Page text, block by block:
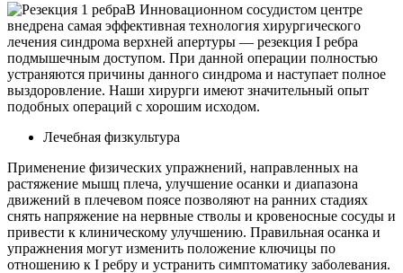
В Инновационном сосудистом центре
внедрена самая эффективная технология хирургического
лечения синдрома верхней апертуры — резекция I ребра
подмышечным доступом. При данной операции полностью
устраняются причины данного синдрома и наступает полное
выздоровление. Наши хирурги имеют значительный опыт
подобных операций с хорошим исходом.
Лечебная физкультура
Применение физических упражнений, направленных на
растяжение мышц плеча, улучшение осанки и диапазона
движений в плечевом поясе позволяют на ранних стадиях
снять напряжение на нервные стволы и кровеносные сосуды и
привести к клиническому улучшению. Правильная осанка и
упражнения могут изменить положение ключицы по
отношению к I ребру и устранить симптоматику заболевания.